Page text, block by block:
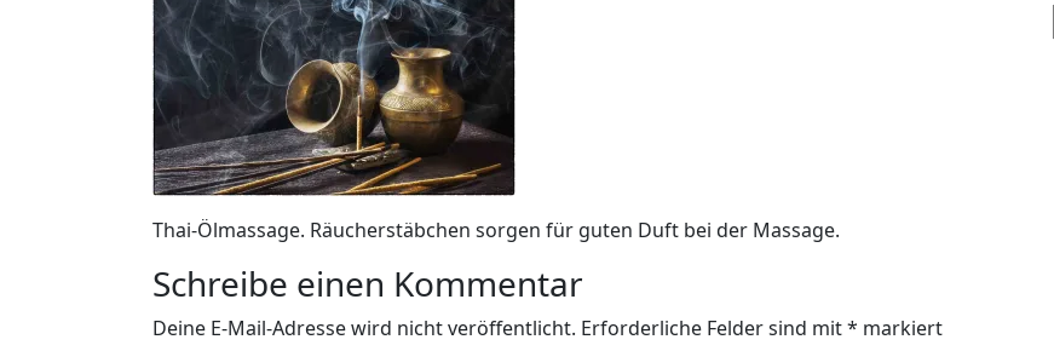
Thai-Ölmassage. Räucherstäbchen sorgen für guten Duft bei der Massage.
Schreibe einen Kommentar
Deine E-Mail-Adresse wird nicht veröffentlicht. Erforderliche Felder sind mit* markiert